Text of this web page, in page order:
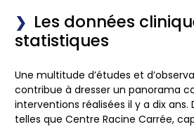
Les données
statistiques
Une multitude d’études et
contribue à dresser un panorama
interventions réalisées il y a dix
telles que Centre Racine Carrée,